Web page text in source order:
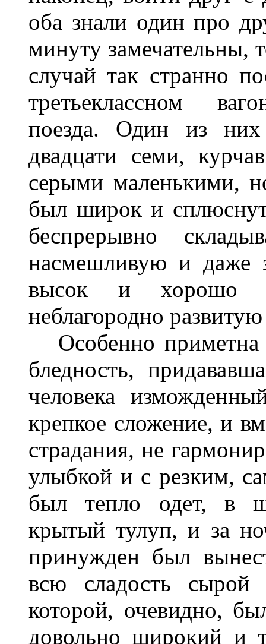
оба знали один про
минуту замечательны,
случай так странно
третьеклассном
поезда. Один из
двадцати семи,
серыми маленькими,
был широк и
беспрерывно
насмешливую и даже
высок и хорошо
неблагородно
Особенно приметна
бледность,
человека
крепкое сложение, и
страдания, не
улыбкой и с резким,
был тепло одет, в
крытый тулуп, и за
принужден был
всю сладость сырой
которой, очевидно,
довольно широкий и